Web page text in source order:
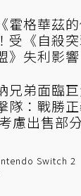
霍格華茲
受《自殺
》失利影響
兄弟面臨
隊：戰勝
慮出售部
Switch 2